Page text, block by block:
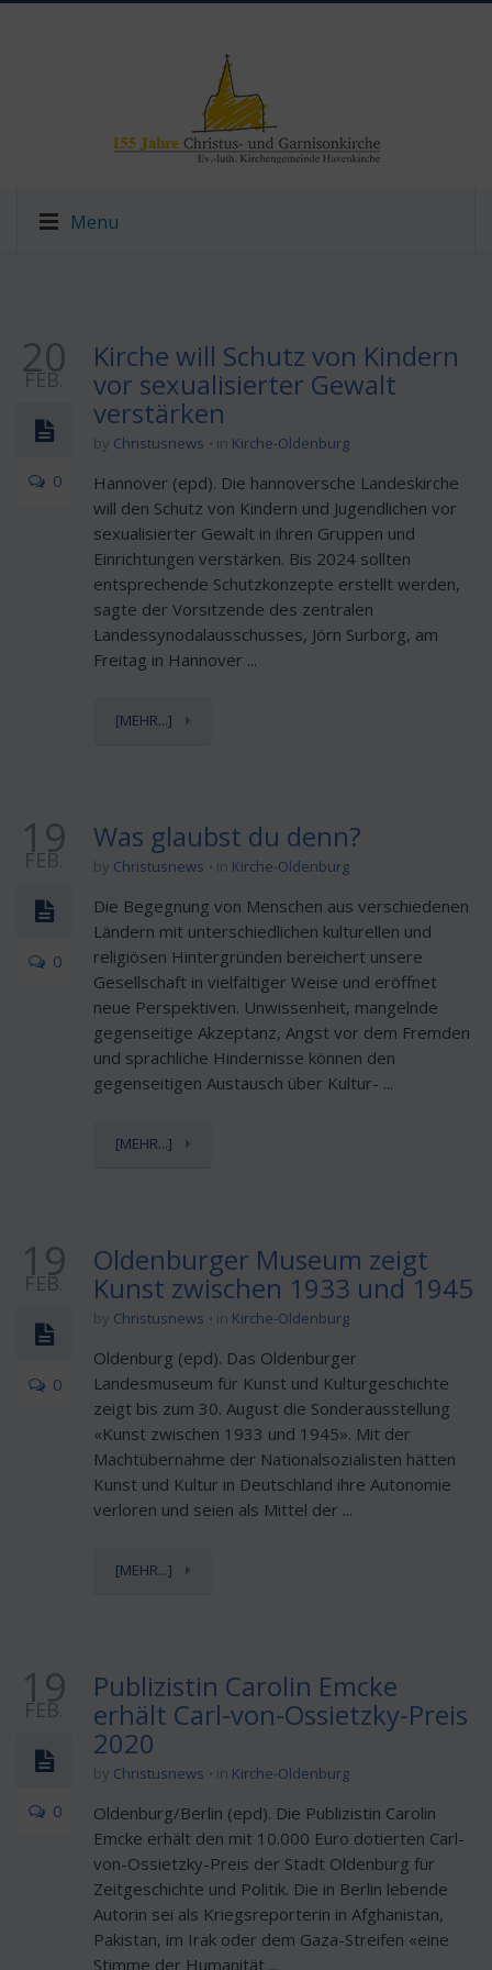
Menu
20
FEB.
0
Kirche will Schutz von Kindern
vor sexualisierter Gewalt
verstärken
by Christusnews in Kirche-Oldenburg
Hannover (epd). Die hannoversche Landeskirche
will den Schutz von Kindern und Jugendlichen vor
sexualisierter Gewalt in ihren Gruppen und
Einrichtungen verstärken. Bis 2024 sollten
entsprechende Schutzkonzepte erstellt werden,
sagte der Vorsitzende des zentralen
Landessynodalausschusses, Jörn Surborg, am
Freitag in Hannover ...
[MEHR...]
19
FEB.
0
Was glaubst du denn?
by Christusnews in Kirche-Oldenburg
Die Begegnung von Menschen aus verschiedenen
Ländern mit unterschiedlichen kulturellen und
religiösen Hintergründen bereichert unsere
Gesellschaft in vielfältiger Weise und eröffnet
neue Perspektiven. Unwissenheit, mangelnde
gegenseitige Akzeptanz, Angst vor dem Fremden
und sprachliche Hindernisse können den
gegenseitigen Austausch über Kultur- ...
[MEHR...]
19
FEB.
0
Oldenburger Museum zeigt
Kunst zwischen 1933 und 1945
by Christusnews in Kirche-Oldenburg
Oldenburg (epd). Das Oldenburger
Landesmuseum für Kunst und Kulturgeschichte
zeigt bis zum 30. August die Sonderausstellung
«Kunst zwischen 1933 und 1945». Mit der
Machtübernahme der Nationalsozialisten hätten
Kunst und Kultur in Deutschland ihre Autonomie
verloren und seien als Mittel der ...
[MEHR...]
19
FEB.
0
Publizistin Carolin Emcke
erhält Carl-von-Ossietzky-Preis
2020
by Christusnews in Kirche-Oldenburg
Oldenburg/Berlin (epd). Die Publizistin Carolin
Emcke erhält den mit 10.000 Euro dotierten Carl-
von-Ossietzky-Preis der Stadt Oldenburg für
Zeitgeschichte und Politik. Die in Berlin lebende
Autorin sei als Kriegsreporterin in Afghanistan,
Pakistan, im Irak oder dem Gaza-Streifen «eine
Stimme der Humanität ...